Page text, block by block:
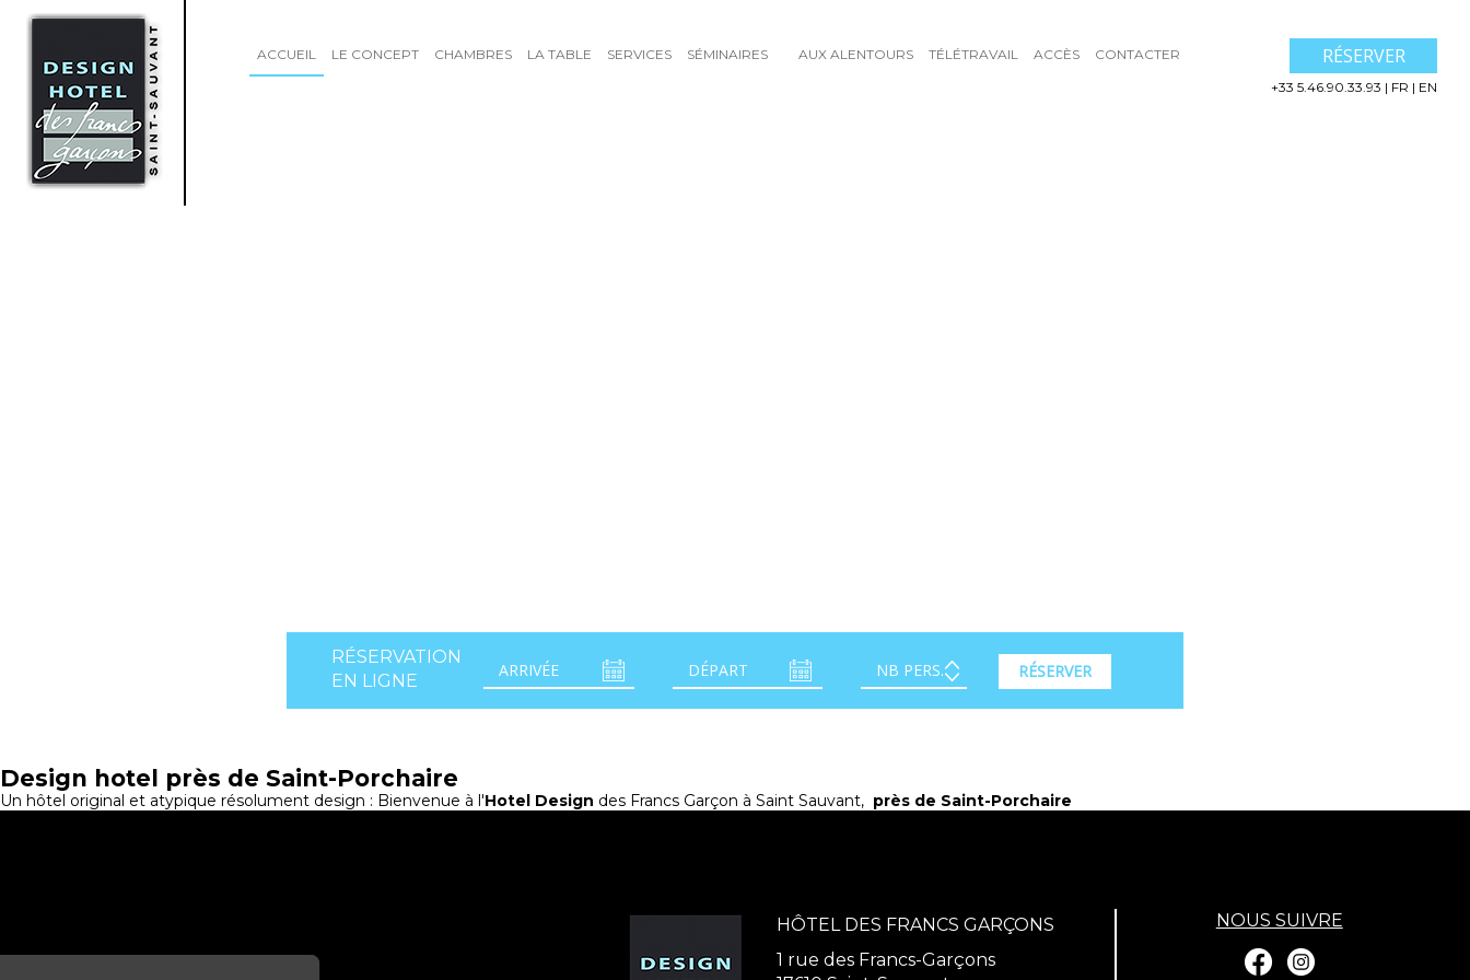
ACCUEIL LE CONCEPT CHAMBRES LA TABLE SERVICES SÉMINAIRES AUX ALENTOURS TÉLÉTRAVAIL ACCÈS CONTACTER RÉSERVER
+33 5.46.90.33.93 | FR | EN
RÉSERVATION
EN LIGNE
RÉSERVER
Design hotel près de Saint-Porchaire
Un hôtel original et atypique résolument design : Bienvenue à l'Hotel Design des Francs Garçon à Saint Sauvant, près de Saint-Porchaire
HÔTEL DES FRANCS GARÇONS
1 rue des Francs-Garçons
NOUS SUIVRE